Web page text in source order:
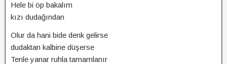
Hele bi öp bakalım
kızı dudağından
Olur da hani bide denk gelirse
dudaktan kalbine düşerse
Tenle yanar ruhla tamamlanır